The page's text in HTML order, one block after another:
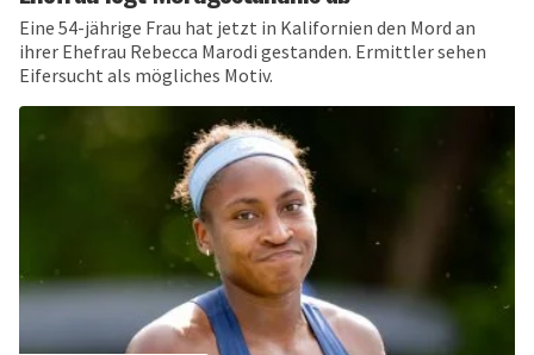
Eine 54-jährige Frau hat jetzt in Kalifornien den Mord an
ihrer Ehefrau Rebecca Marodi gestanden. Ermittler sehen
Eifersucht als mögliches Motiv.